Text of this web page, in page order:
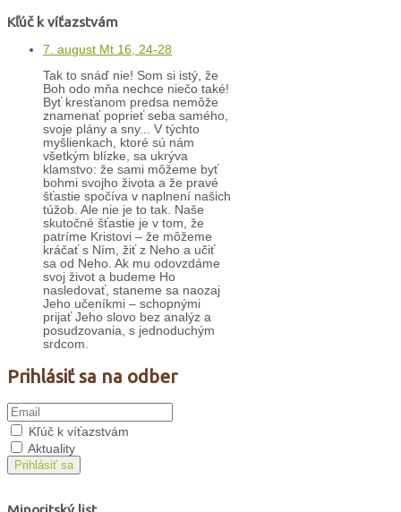
Kľúč k víťazstvám
7. august Mt 16, 24-28
Tak to snáď nie! Som si istý, že
Boh odo mňa nechce niečo také!
Byť kresťanom predsa nemôže
znamenať poprieť seba samého,
svoje plány a sny... V týchto
myšlienkach, ktoré sú nám
všetkým blízke, sa ukrýva
klamstvo: že sami môžeme byť
bohmi svojho života a že pravé
šťastie spočíva v naplnení našich
túžob. Ale nie je to tak. Naše
skutočné šťastie je v tom, že
patríme Kristovi – že môžeme
kráčať s Ním, žiť z Neho a učiť
sa od Neho. Ak mu odovzdáme
svoj život a budeme Ho
nasledovať, staneme sa naozaj
Jeho učeníkmi – schopnými
prijať Jeho slovo bez analýz a
posudzovania, s jednoduchým
srdcom.
Prihlásiť sa na odber
Kľúč k víťazstvám
Aktuality
Prihlásiť sa